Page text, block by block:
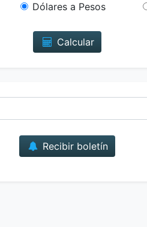
Dólares a Pesos
Calcular
Recibir boletín